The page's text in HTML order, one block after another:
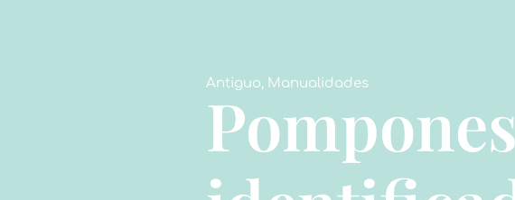
Antiguo, Manualidades
Pompones